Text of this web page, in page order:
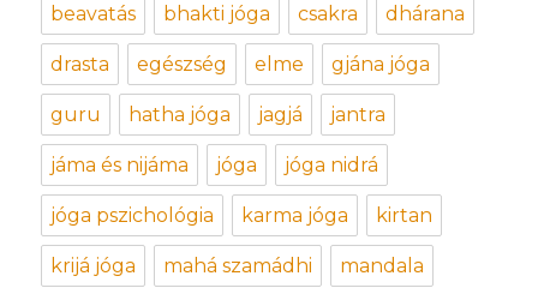
beavatás bhakti jóga csakra dhárana
drasta egészség elme gjána jóga
guru hatha jóga jagjá jantra
jáma és nijáma jóga jóga nidrá
jóga pszichológia karma jóga kirtan
krijá jóga mahá szamádhi mandala